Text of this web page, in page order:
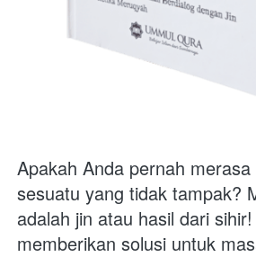
Apakah Anda pernah
sesuatu yang tidak tampak?
adalah jin atau hasil dari
memberikan solusi untuk